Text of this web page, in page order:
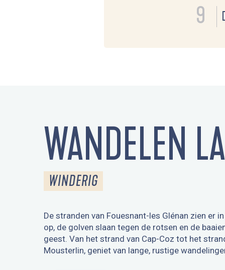
9
WANDELEN
WINDERIG
De stranden van Fouesnant-les Glénan zien er
op, de golven slaan tegen de rotsen en de
geest. Van het strand van Cap-Coz tot het
Mousterlin, geniet van lange, rustige